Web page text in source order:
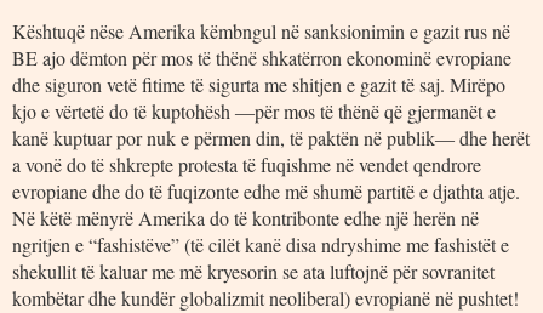
Kështuqë nëse Amerika këmbngul në sanksionimin e gazit rus në
BE ajo dëmton për mos të thënë shkatërron ekonominë evropiane
dhe siguron vetë fitime të sigurta me shitjen e gazit të saj. Mirëpo
kjo e vërtetë do të kuptohësh ―për mos të thënë që gjermanët e
kanë kuptuar por nuk e përmen din, të paktën në publik― dhe herët
a vonë do të shkrepte protesta të fuqishme në vendet qendrore
evropiane dhe do të fuqizonte edhe më shumë partitë e djathta atje.
Në këtë mënyrë Amerika do të kontribonte edhe një herën në
ngritjen e “fashistëve” (të cilët kanë disa ndryshime me fashistët e
shekullit të kaluar me më kryesorin se ata luftojnë për sovranitet
kombëtar dhe kundër globalizmit neoliberal) evropianë në pushtet!